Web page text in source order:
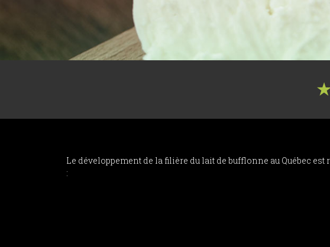
Le développement de la filière du lait de bufflonne au Québec
: